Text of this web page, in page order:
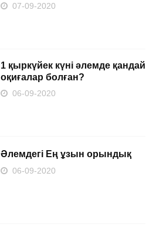
07-09-2020
1 қыркүйек күні әлемде қандай
оқиғалар болған?
06-09-2020
Әлемдегі Ең ұзын орындық
06-09-2020